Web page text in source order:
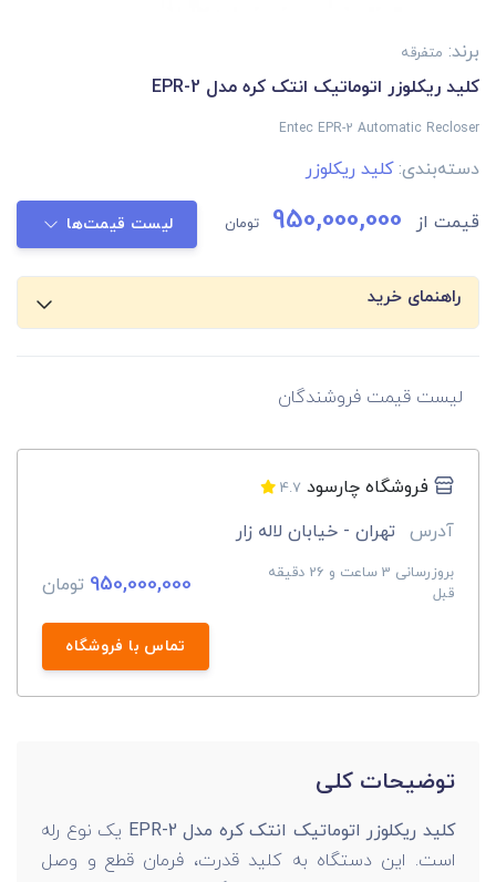
برند: متفرقه
کلید ریکلوزر اتوماتیک انتک کره مدل EPR-2
Entec EPR-2 Automatic Recloser
دسته‌بندی:کلید ریکلوزر
قیمت از 950,000,000 تومان لیست قیمت‌ها
راهنمای خرید
لیست قیمت فروشندگان
فروشگاه چارسود 4.7
آدرس تهران - خیابان لاله زار
بروزرسانی 3 ساعت و 26 دقیقه
قبل
950,000,000 تومان
تماس با فروشگاه
توضیحات کلی
کلید ریکلوزر اتوماتیک انتک کره مدل EPR-2
یک نوع رله
است. این دستگاه به کلید قدرت، فرمان قطع و وصل